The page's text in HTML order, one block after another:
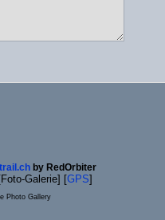
by RedOrbiter
Galerie] [GPS]
Photo Gallery